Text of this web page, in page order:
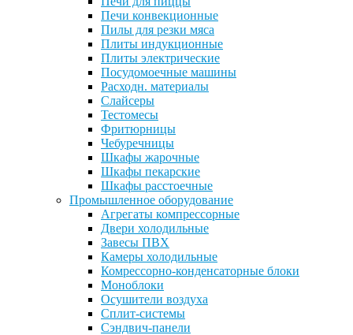
Печи конвекционные
Пилы для резки мяса
Плиты индукционные
Плиты электрические
Посудомоечные машины
Расходн. материалы
Слайсеры
Тестомесы
Фритюрницы
Чебуречницы
Шкафы жарочные
Шкафы пекарские
Шкафы расстоечные
Промышленное оборудование
Агрегаты компрессорные
Двери холодильные
Завесы ПВХ
Камеры холодильные
Комрессорно-конденсаторные блоки
Моноблоки
Осушители воздуха
Сплит-системы
Сэндвич-панели